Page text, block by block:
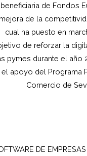
beneficiaria de Fondos
de la
cual ha puesto en
de reforzar la
pymes durante el año
el apoyo del Programa
Comercio de
DE